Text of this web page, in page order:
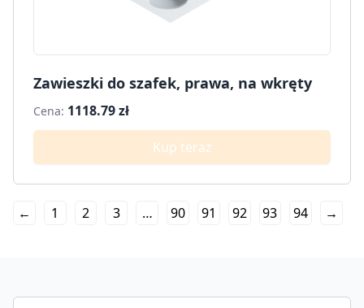
Zawieszki do szafek, prawa, na wkręty
Cena: 1118.79 zł
Kup teraz
← 1 2 3 … 90 91 92 93 94 →